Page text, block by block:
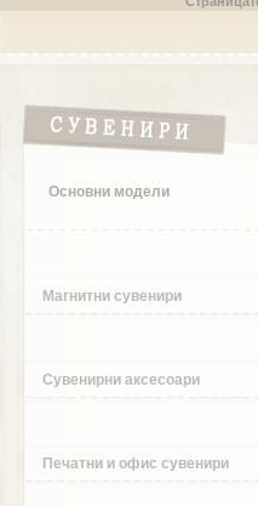
Основни модели
Магнитни сувенири
Сувенирни аксесоари
Печатни и офис сувенири